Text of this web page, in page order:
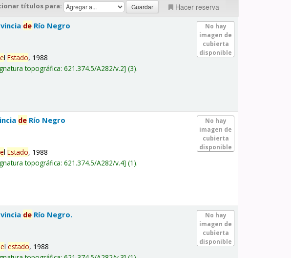
títulos para: Hacer reserva
No hay
imagen de
cubierta
disponible
de Río Negro
lEstado, 1988
topográfica:621.374.5/A282/v.2 (3).
No hay
imagen de
cubierta
disponible
de Río Negro
lEstado, 1988
topográfica:621.374.5/A282/v.4 (1).
No hay
imagen de
cubierta
disponible
de Río Negro.
lestado, 1988